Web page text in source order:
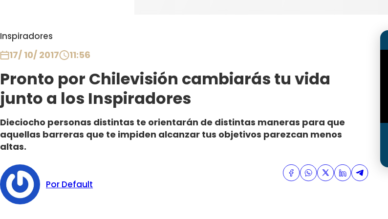
Inspiradores
17/ 10/ 2017 11:56
Pronto por Chilevisión cambiarás tu vida
junto a los Inspiradores
Dieciocho personas distintas te orientarán de distintas maneras para que
aquellas barreras que te impiden alcanzar tus objetivos parezcan menos
altas.
Por Default